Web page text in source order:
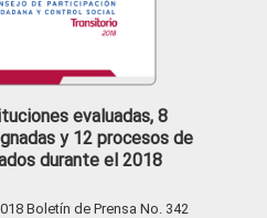
evaluadas, 8
y 12 procesos de
durante el 2018
Boletín de Prensa No. 342